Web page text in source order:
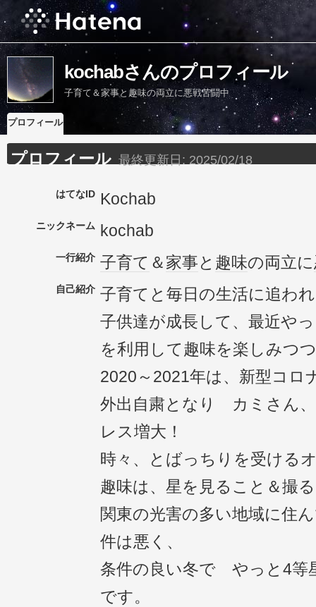
kochabさんのプロフィール
子育て＆家事と趣味の両立に悪戦苦闘中
プロフィール
プロフィール 最終更新日: 2025/02/18
はてなID Kochab
ニックネーム kochab
一行紹介 子育て ＆家事と 趣味の両立に
自己紹介 子育てと毎日の生活に追わ
子供達が成長して、最近や
を利用して趣味を楽しみつ
2020～2021年は、新型コロ
外出自粛となり カミさん
レス増大！
時々、とばっちりを受ける
趣味は、星を見ること＆撮
関東の光害の多い地域に住
件は悪く、
条件の良い冬で やっと4等
です。